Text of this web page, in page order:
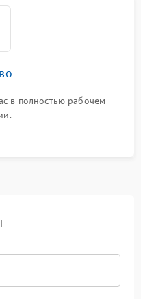
в полностью рабочем